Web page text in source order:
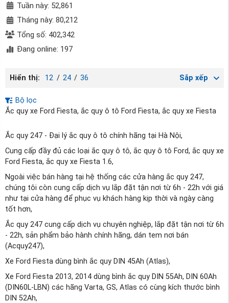
Tuần này: 52,861
Tháng này: 80,212
Tổng số: 402,342
Đang online: 197
Hiển thị: 12 / 24 / 36 Sắp xếp
Bộ lọc
Ắc quy xe Ford Fiesta, ắc quy ô tô Ford Fiesta, ắc quy xe Fiesta
Ắc quy 247 - Đại lý ắc quy ô tô chính hãng tại Hà Nội,
Cung cấp đầy đủ các loại ắc quy ô tô, ắc quy ô tô Ford, ắc quy xe
Ford Fiesta, ắc quy xe Fiesta 1.6,
Ngoài việc bán hàng tại hệ thống các cửa hàng ắc quy 247,
chúng tôi còn cung cấp dịch vụ lắp đặt tận nơi từ 6h - 22h với giá
như tại cửa hàng để phục vụ khách hàng kịp thời và ngày càng
tốt hơn,
Ắc quy 247 cung cấp dịch vụ chuyên nghiệp, lắp đặt tận nơi từ 6h
- 22h, sản phẩm bảo hành chính hãng, dán tem nơi bán
(Acquy247),
Xe Ford Fiesta dùng bình ắc quy DIN 45Ah (Atlas),
Xe Ford Fiesta 2013, 2014 dùng bình ắc quy DIN 55Ah, DIN 60Ah
(DIN60L-LBN) các hãng Varta, GS, Atlas có cùng kích thước bình
DIN 52Ah,